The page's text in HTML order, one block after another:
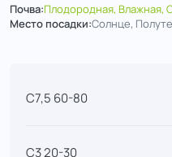
Почва:Плодородная, Влажная,
Место посадки:Солнце,
С7,5 60-80
С3 20-30